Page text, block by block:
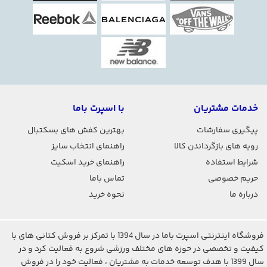
خدمات مشتریان
پیگیری سفارشات
رویه های بازگرداندن کالا
شرایط استفاده
حریم خصوصی
درباره ما
با اسپرت باما
بهترین کفش های بسکتبال
راهنمای انتخاب سایز
راهنمای خرید اسکیت
تماس باما
نحوه خرید
فروشگاه اینترنتی اسپرت باما در سال 1394 با تمرکز بر فروش کتانی های با
کیفیت و تخصصی در حوزه های مختلف ورزشی شروع به فعالیت کرد و در
سال 1399 با هدف توسعه خدمات به مشتریان ، فعالیت خود را در فروش